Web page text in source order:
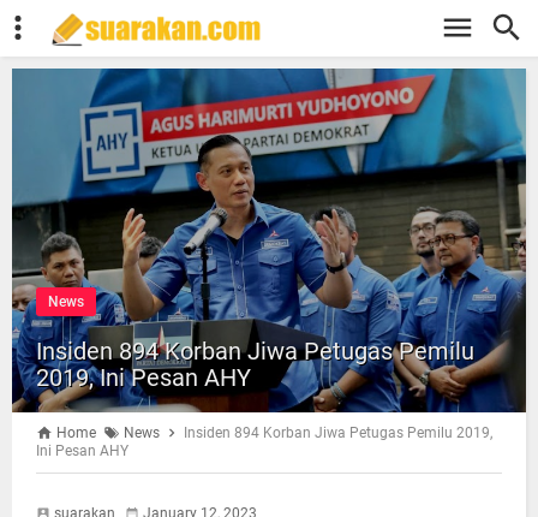
News
Insiden 894 Korban Jiwa Petugas Pemilu
2019, Ini Pesan AHY
Home News
Insiden 894 Korban Jiwa Petugas Pemilu 2019,
Ini Pesan AHY
suarakan January 12, 2023